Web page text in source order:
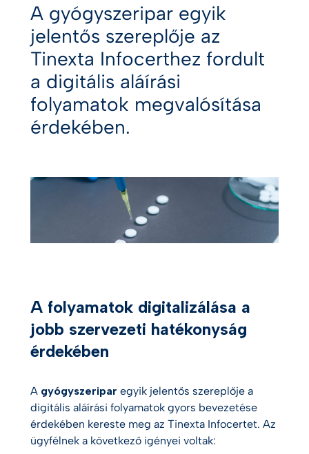
digitális átalakulás: a
szabályozás fontossága
A gyógyszeripar egyik
jelentős szereplője az
Tinexta Infocerthez fordult
a digitális aláírási
folyamatok megvalósítása
érdekében.
A folyamatok digitalizálása a
jobb szervezeti hatékonyság
érdekében
A gyógyszeripar egyik jelentős szereplője a
digitális aláírási folyamatok gyors bevezetése
érdekében kereste meg az Tinexta Infocertet. Az
ügyfélnek a következő igényei voltak: